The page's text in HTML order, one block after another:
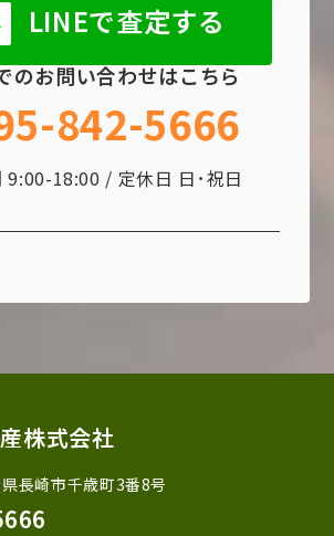
LINEで査定する
のお問い合わせはこちら
842-5666
9:00-18:00 / 定休日 日･祝日
株式会社
長崎市千歳町3番8号